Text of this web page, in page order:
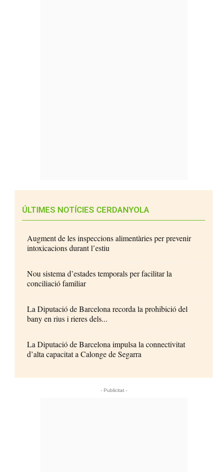
ÚLTIMES NOTÍCIES CERDANYOLA
Augment de les inspeccions alimentàries per prevenir
intoxicacions durant l’estiu
Nou sistema d’estades temporals per facilitar la
conciliació familiar
La Diputació de Barcelona recorda la prohibició del
bany en rius i rieres dels...
La Diputació de Barcelona impulsa la connectivitat
d’alta capacitat a Calonge de Segarra
- Publicitat -